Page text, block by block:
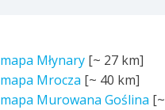
mapa Młynary[~ 27 km]
mapa Mrocza [~ 40 km]
mapa Murowana Goślina [~